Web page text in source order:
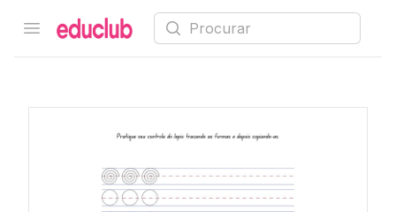
Open menu
Educlub Procurar